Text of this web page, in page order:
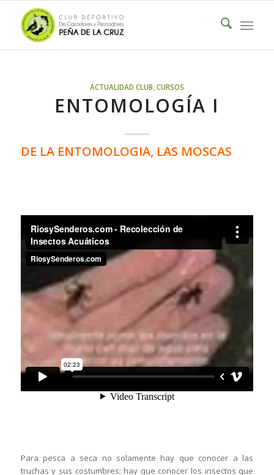
ACTUALIDAD CLUB CURSOS
ENTOMOLOGÍA I
DE LA ENTOMOLOGIA, LAS MOSCAS
Para pesca a seca no solamente hay que conocer a las
truchas y sus costumbres; hay que conocer los insectos que